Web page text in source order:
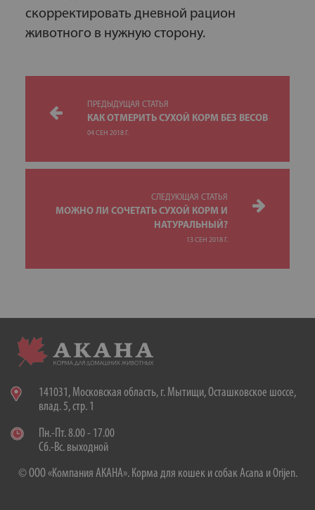
скорректировать дневной рацион
животного в нужную сторону.
ПРЕДЫДУЩАЯ СТАТЬЯ
КАК ОТМЕРИТЬ СУХОЙ КОРМ БЕЗ ВЕСОВ
04 СЕН 2018 Г.
СЛЕДУЮЩАЯ СТАТЬЯ
МОЖНО ЛИ СОЧЕТАТЬ СУХОЙ КОРМ И
НАТУРАЛЬНЫЙ?
13 СЕН 2018 Г.
141031, Московская область, г. Мытищи, Осташковское шоссе,
влад. 5, стр. 1
Пн.-Пт. 8.00 - 17.00
Сб.-Вс. выходной
© ООО «Компания АКАНА». Корма для кошек и собак Acana и Orijen.